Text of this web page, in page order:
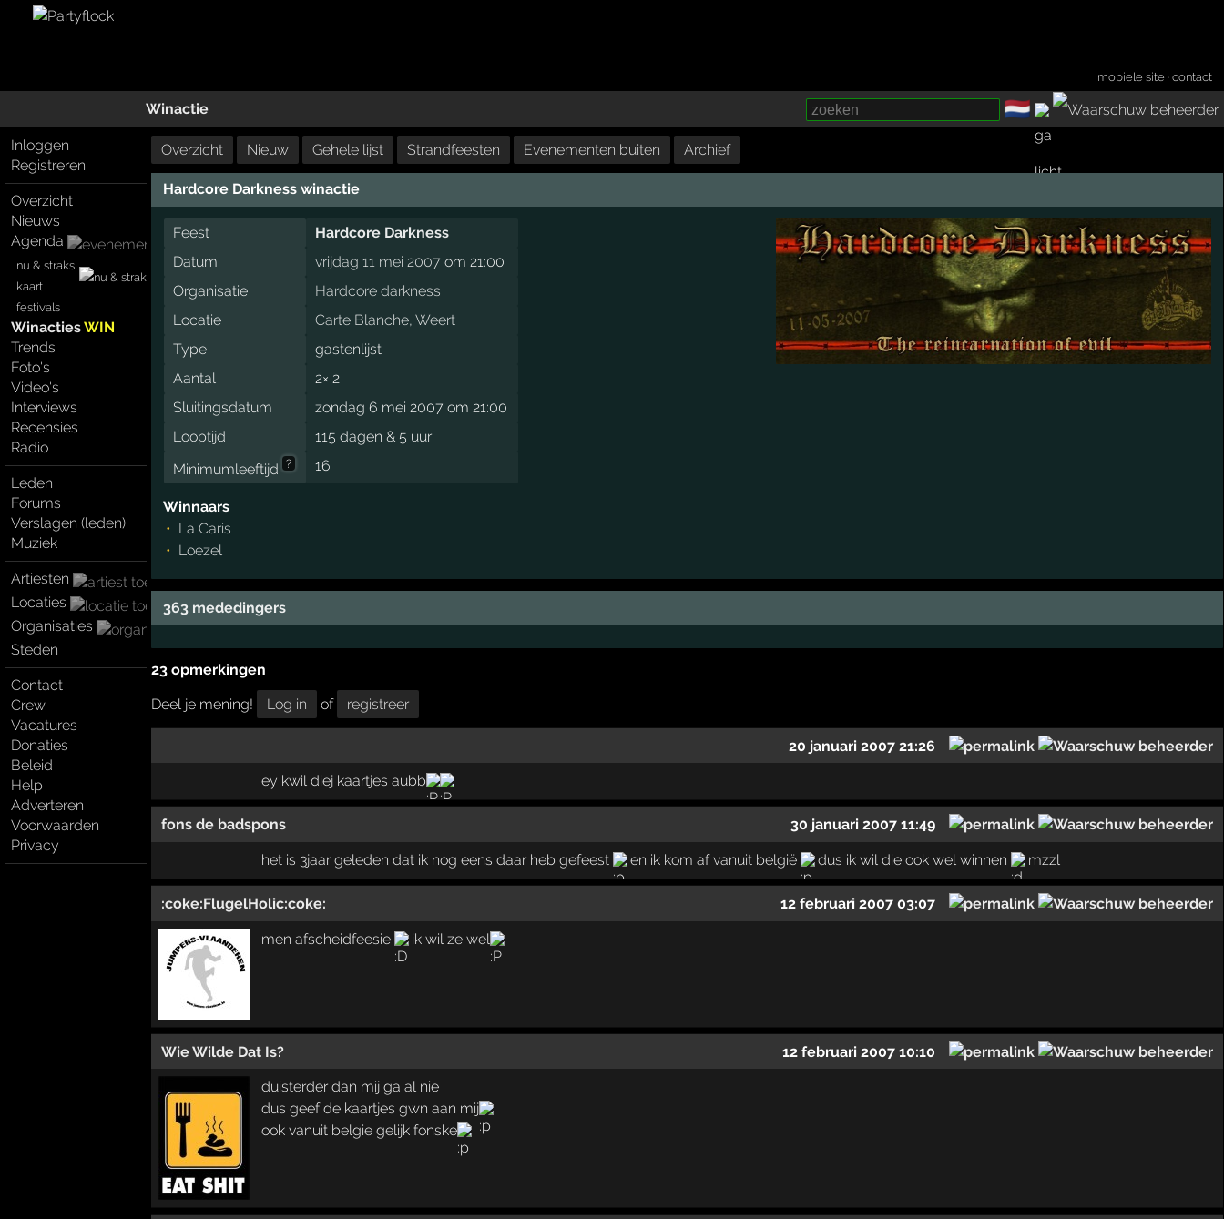
mobiele site ·contact
Winactie 🇳🇱
Inloggen
Registreren
Overzicht
Nieuws
Agenda
nu & straks
kaart
festivals
WinactiesWIN
Trends
Foto's
Video's
Interviews
Recensies
Radio
Leden
Forums
Verslagen (leden)
Muziek
Artiesten
Locaties
Organisaties
Steden
Contact
Crew
Vacatures
Donaties
Beleid
Help
Adverteren
Voorwaarden
Privacy
Overzicht Nieuw Gehele lijst Strandfeesten Evenementen buiten Archief
Hardcore Darkness winactie
Feest
Hardcore Darkness
Datum
vrijdag 11 mei 2007 om 21:00
Organisatie
Hardcore darkness
Locatie
Carte Blanche,Weert
Type
gastenlijst
Aantal
2× 2
Sluitingsdatum
zondag 6 mei 2007 om 21:00
Looptijd
115 dagen & 5 uur
Minimumleeftijd ? 16
Winnaars
La Caris
Loezel
363 mededingers
23 opmerkingen
Deel je mening!
Log in of registreer
20 januari 2007 21:26
ey kwil diej kaartjes aubb
fons de badspons 30 januari 2007 11:49
het is 3jaar geleden dat ik nog eens daar heb gefeest en ik kom af vanuit belgië dus ik wil die ook wel winnen mzzl
:coke:FlugelHolic:coke: 12 februari 2007 03:07
men afscheidfeesie ik wil ze wel
Wie Wilde Dat Is? 12 februari 2007 10:10
duisterder dan mij ga al nie
dus geef de kaartjes gwn aan mij
ook vanuit belgie gelijk fonske